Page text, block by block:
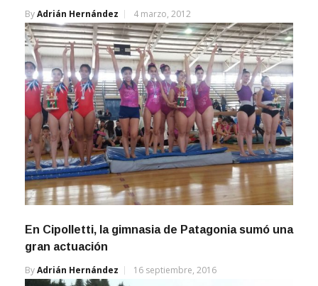
ByAdrián Hernández 4 marzo, 2012
En Cipolletti, la gimnasia de Patagonia sumó una
gran actuación
ByAdrián Hernández 16 septiembre, 2016